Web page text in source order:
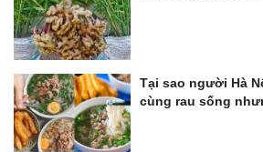
Tại sao người Hà
cùng rau sống